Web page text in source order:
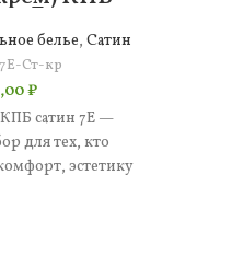
7Е
белье, Сатин
7Е-Ст-кр
₽
сатин 7Е —
для тех, кто
эстетику